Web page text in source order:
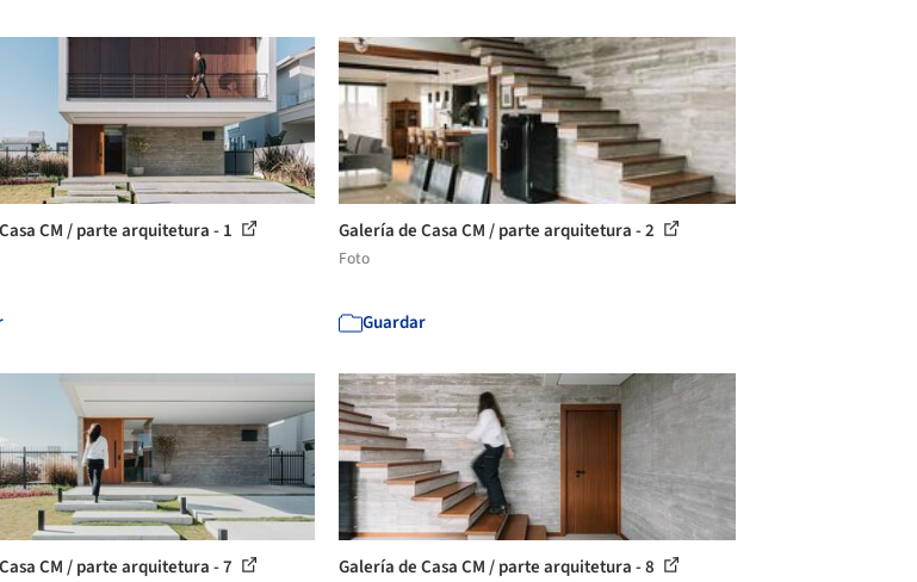
CM / parte arquitetura - 1 Galería de Casa CM / parte arquitetura - 2
Foto
Guardar
CM / parte arquitetura - 7 Galería de Casa CM / parte arquitetura - 8